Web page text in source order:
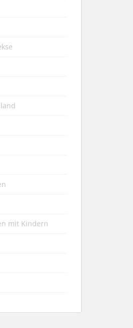
mit Kindern